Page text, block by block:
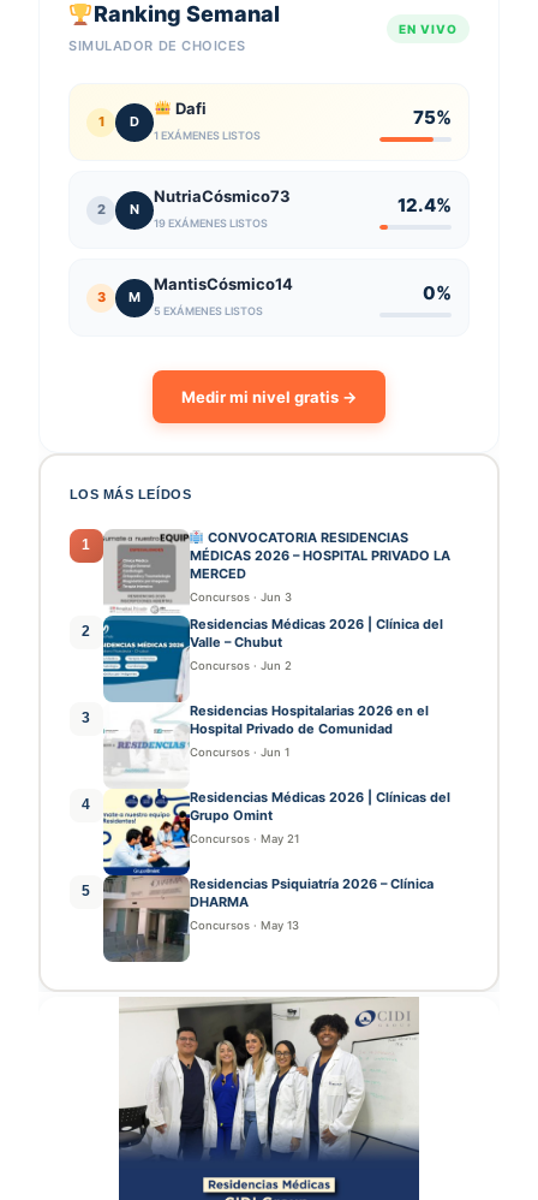
Ranking Semanal
SIMULADOR DE CHOICES
EN VIVO
1 D
Dafi
1 EXÁMENES LISTOS
75%
2 N
NutriaCósmico73
19 EXÁMENES LISTOS
12.4%
3 M
MantisCósmico14
5 EXÁMENES LISTOS
0%
Medir mi nivel gratis →
LOS MÁS LEÍDOS
1
CONVOCATORIA RESIDENCIAS
MÉDICAS 2026 – HOSPITAL PRIVADO LA
MERCED
Concursos · Jun 3
2
Residencias Médicas 2026 | Clínica del
Valle – Chubut
Concursos · Jun 2
3
Residencias Hospitalarias 2026 en el
Hospital Privado de Comunidad
Concursos · Jun 1
4
Residencias Médicas 2026 | Clínicas del
Grupo Omint
Concursos · May 21
5
Residencias Psiquiatría 2026 – Clínica
DHARMA
Concursos · May 13